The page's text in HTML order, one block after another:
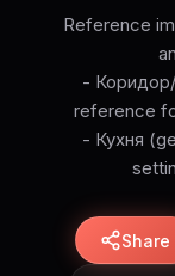
Reference
-
reference
- Кухня
Share